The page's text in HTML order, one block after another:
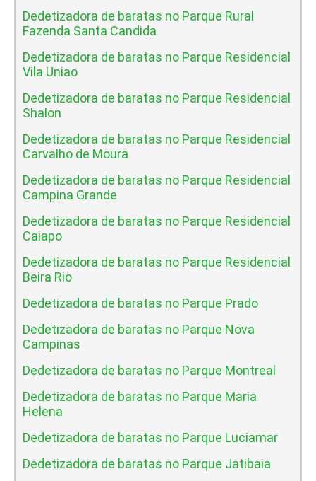
Dedetizadora de baratas no Parque Rural
Fazenda Santa Candida
Dedetizadora de baratas no Parque Residencial
Vila Uniao
Dedetizadora de baratas no Parque Residencial
Shalon
Dedetizadora de baratas no Parque Residencial
Carvalho de Moura
Dedetizadora de baratas no Parque Residencial
Campina Grande
Dedetizadora de baratas no Parque Residencial
Caiapo
Dedetizadora de baratas no Parque Residencial
Beira Rio
Dedetizadora de baratas no Parque Prado
Dedetizadora de baratas no Parque Nova
Campinas
Dedetizadora de baratas no Parque Montreal
Dedetizadora de baratas no Parque Maria
Helena
Dedetizadora de baratas no Parque Luciamar
Dedetizadora de baratas no Parque Jatibaia